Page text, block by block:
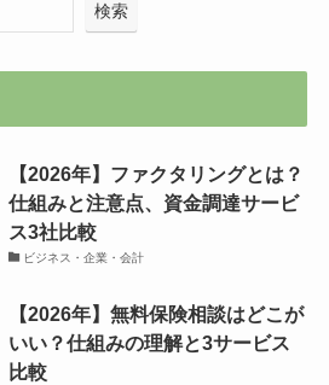
検索
【2026年】ファクタリングとは？
仕組みと注意点、資金調達サービ
ス3社比較
ビジネス・企業・会計
【2026年】無料保険相談はどこが
いい？仕組みの理解と3サービス
比較